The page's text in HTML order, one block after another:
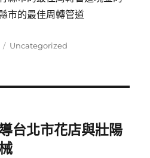
市的最佳周轉管道
分
Uncategorized
台北市花店與壯陽